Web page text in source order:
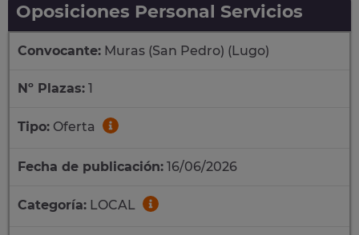
Oposiciones Personal Servicios
Convocante: Muras (San Pedro) (Lugo)
Nº Plazas: 1
Tipo: Oferta
Fecha de publicación: 16/06/2026
Categoría: LOCAL